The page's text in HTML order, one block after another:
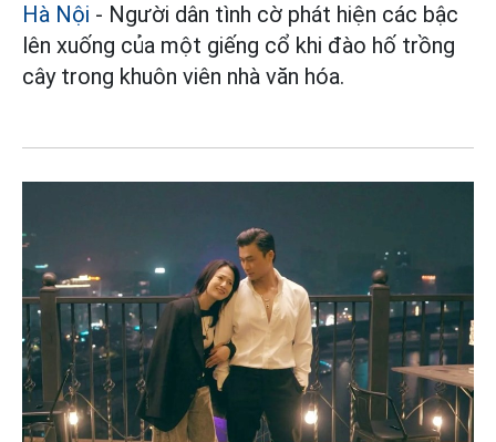
Hà Nội - Người dân tình cờ phát hiện các bậc
lên xuống của một giếng cổ khi đào hố trồng
cây trong khuôn viên nhà văn hóa.